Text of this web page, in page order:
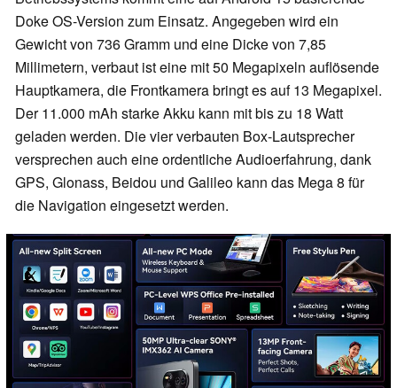
Doke OS-Version zum Einsatz. Angegeben wird ein
Gewicht von 736 Gramm und eine Dicke von 7,85
Millimetern, verbaut ist eine mit 50 Megapixeln auflösende
Hauptkamera, die Frontkamera bringt es auf 13 Megapixel.
Der 11.000 mAh starke Akku kann mit bis zu 18 Watt
geladen werden. Die vier verbauten Box-Lautsprecher
versprechen auch eine ordentliche Audioerfahrung, dank
GPS, Glonass, Beidou und Galileo kann das Mega 8 für
die Navigation eingesetzt werden.